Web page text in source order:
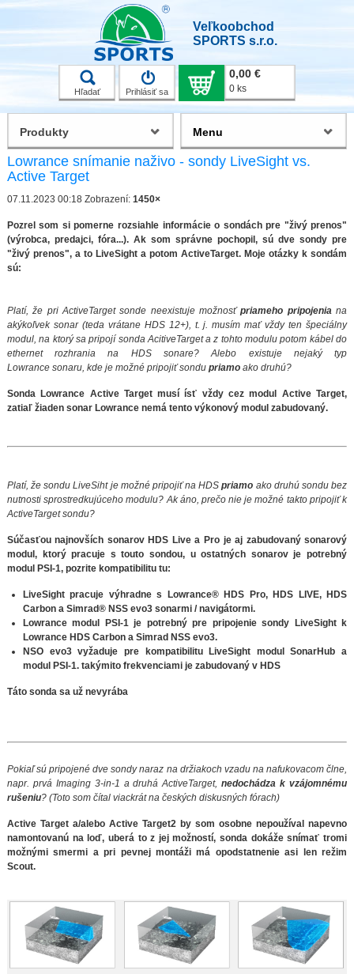
Veľkoobchod
SPORTS s.r.o.
Hľadať Prihlásiť sa
0,00 €
0 ks
Lowrance snímanie naživo - sondy LiveSight vs.
Active Target
07.11.2023 00:18 Zobrazení: 1450×
Pozrel som si pomerne rozsiahle informácie o sondách pre "živý prenos"
(výrobca, predajci, fóra...). Ak som správne pochopil, sú dve sondy pre
"živý prenos", a to LiveSight a potom ActiveTarget. Moje otázky k sondám
sú:
Platí, že pri ActiveTarget sonde neexistuje možnosťpriameho pripojeniana
akýkoľvek sonar (teda vrátane HDS 12+), t. j. musím mať vždy ten špeciálny
modul, na ktorý sa pripojí sonda AcitiveTarget a z tohto modulu potom kábel do
ethernet rozhrania na HDS sonare? Alebo existuje nejaký typ
Lowrance sonaru, kde je možné pripojiť sondu priamo ako druhú?
Sonda Lowrance Active Target musí ísť vždy cez modul Active Target,
zatiaľ žiaden sonar Lowrance nemá tento výkonový modul zabudovaný.
Platí, že sondu LiveSiht je možné pripojiť na HDSpriamo ako druhú sondu bez
nutnosti sprostredkujúceho modulu? Ak áno, prečo nie je možné takto pripojiť k
ActiveTarget sondu?
Súčasťou najnovších sonarov HDS Live a Pro je aj zabudovaný sonarový
modul, ktorý pracuje s touto sondou, u ostatných sonarov je potrebný
modul PSI-1, pozrite kompatibilitu tu:
LiveSight pracuje výhradne s Lowrance® HDS Pro, HDS LIVE, HDS
Carbon a Simrad® NSS evo3 sonarmi / navigátormi.
Lowrance modul PSI-1 je potrebný pre pripojenie sondy LiveSight k
Lowrance HDS Carbon a Simrad NSS evo3.
NSO evo3 vyžaduje pre kompatibilitu LiveSight modul SonarHub a
modul PSI-1. takýmito frekvenciami je zabudovaný v HDS
Táto sonda sa už nevyrába
Pokiaľ sú pripojené dve sondy naraz na držiakoch vzadu na nafukovacom člne,
napr. prvá Imaging 3-in-1 a druhá ActiveTarget,nedochádza k vzájomnému
rušeniu? (Toto som čítal viackrát na českých diskusných fórach)
Active Target a/alebo Active Target2 by som osobne nepoužíval napevno
namontovanú na loď, uberá to z jej možností, sonda dokáže snímať tromi
možnými smermi a pri pevnej montáži má opodstatnenie asi len režim
Scout.
Produkty Menu